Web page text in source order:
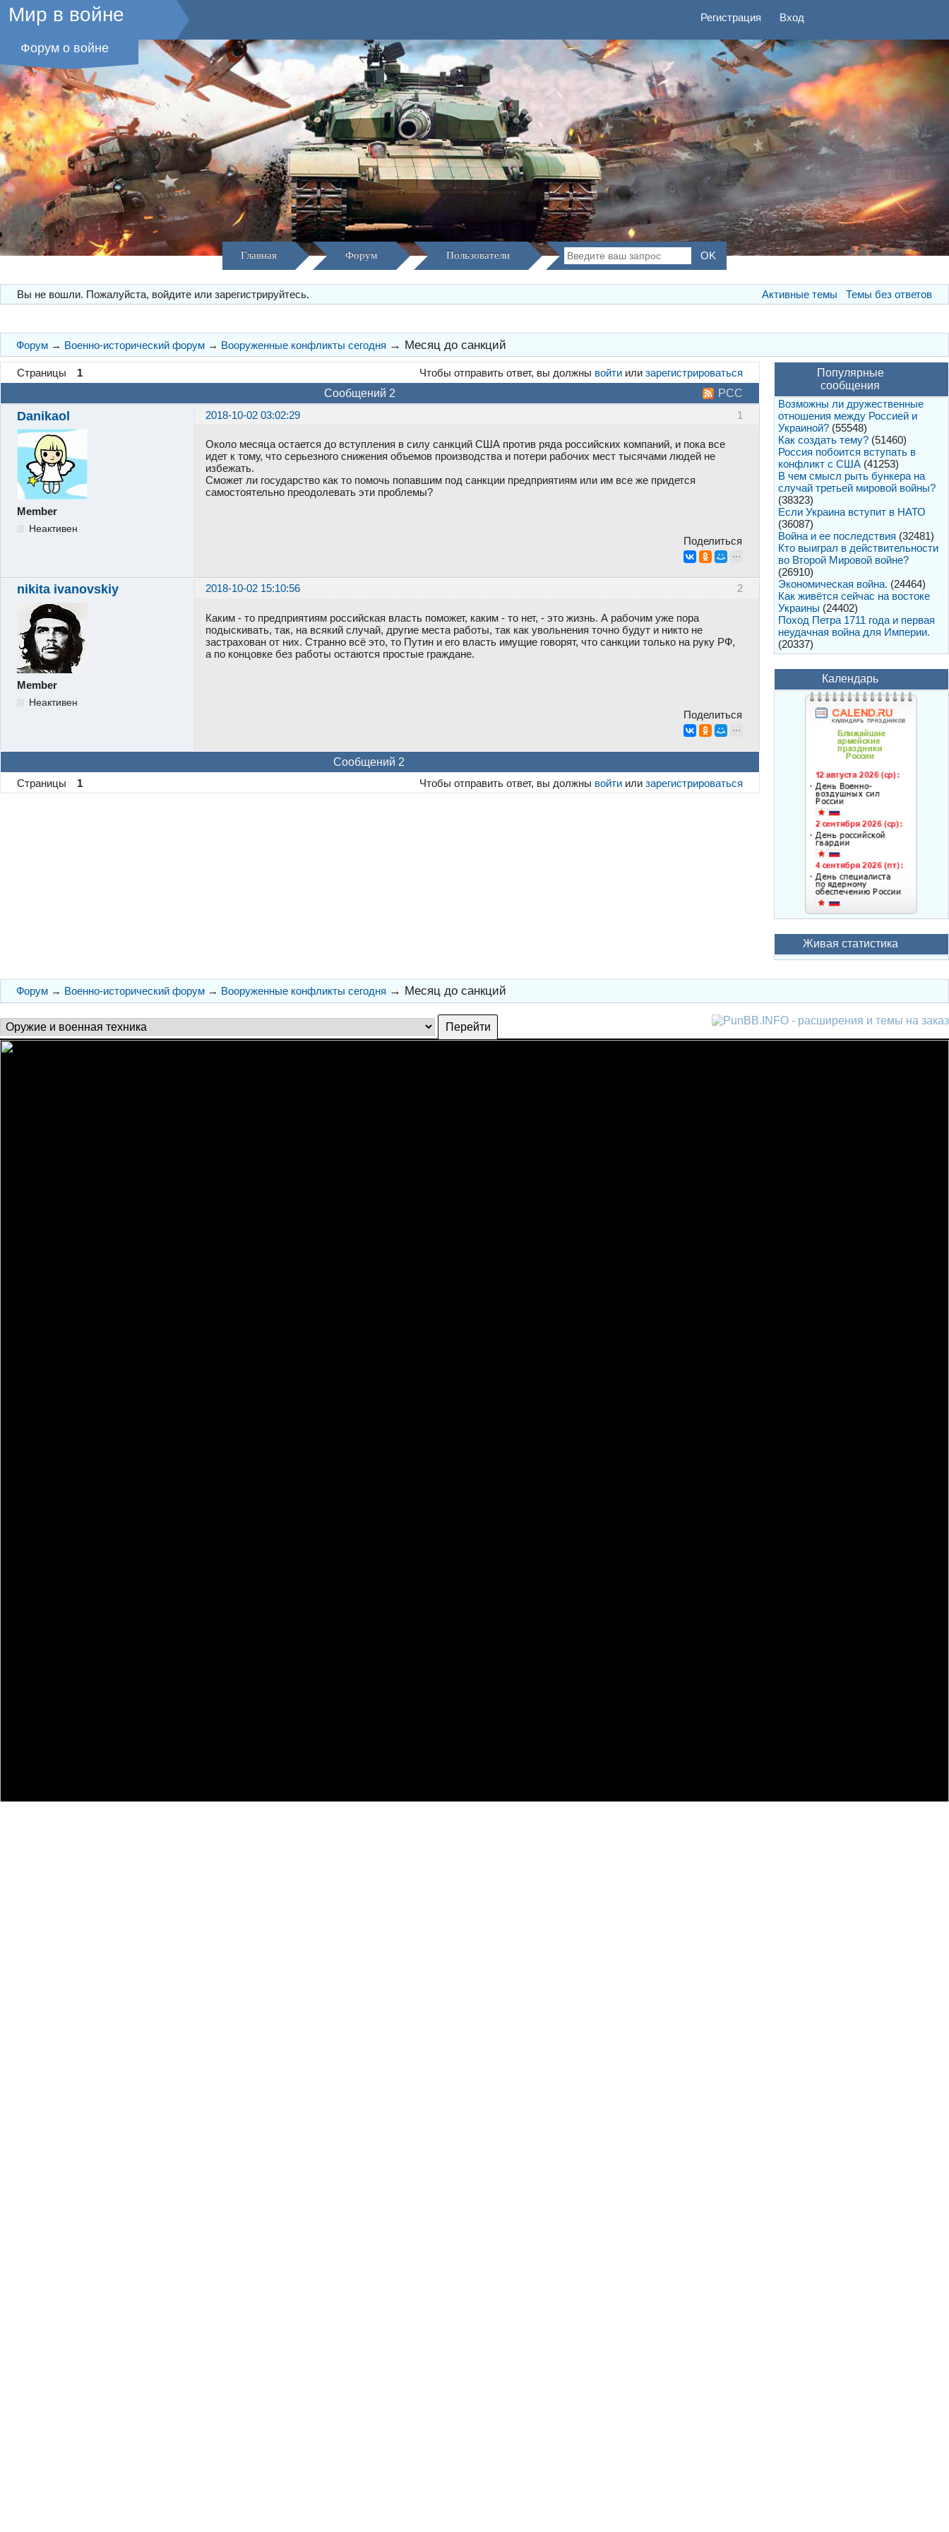
Мир в войне
Форум о войне
Регистрация Вход
Главная Форум Пользователи
Вы не вошли. Пожалуйста, войдите или зарегистрируйтесь. Активные темы Темы без ответов
Форум → Военно-исторический форум → Вооруженные конфликты сегодня → Месяц до санкций
Страницы 1 Чтобы отправить ответ, вы должны войти илизарегистрироваться
РСС
Сообщений 2
1
Danikaol 2018-10-02 03:02:29
Member
Неактивен
Около месяца остается до вступления в силу санкций США против ряда российских компаний, и пока все
идет к тому, что серьезного снижения объемов производства и потери рабочих мест тысячами людей не
избежать.
Сможет ли государство как то помочь попавшим под санкции предприятиям или им все же придется
самостоятельно преодолевать эти проблемы?
Поделиться
2
nikita ivanovskiy 2018-10-02 15:10:56
Member
Неактивен
Каким - то предприятиям российская власть поможет, каким - то нет, - это жизнь. А рабочим уже пора
подыскивать, так, на всякий случай, другие места работы, так как увольнения точно будут и никто не
застрахован от них. Странно всё это, то Путин и его власть имущие говорят, что санкции только на руку РФ,
а по концовке без работы остаются простые граждане.
Поделиться
Сообщений 2
Страницы
1 Чтобы отправить ответ, вы должны войти илизарегистрироваться
Популярные
сообщения
Возможны ли дружественные
отношения между Россией и
Украиной? (55548)
Как создать тему? (51460)
Россия побоится вступать в
конфликт с США (41253)
В чем смысл рыть бункера на
случай третьей мировой войны?
(38323)
Если Украина вступит в НАТО
(36087)
Война и ее последствия (32481)
Кто выиграл в действительности
во Второй Мировой войне?
(26910)
Экономическая война. (24464)
Как живётся сейчас на востоке
Украины (24402)
Поход Петра 1711 года и первая
неудачная война для Империи.
(20337)
Календарь
Живая статистика
Форум → Военно-исторический форум → Вооруженные конфликты сегодня → Месяц до санкций